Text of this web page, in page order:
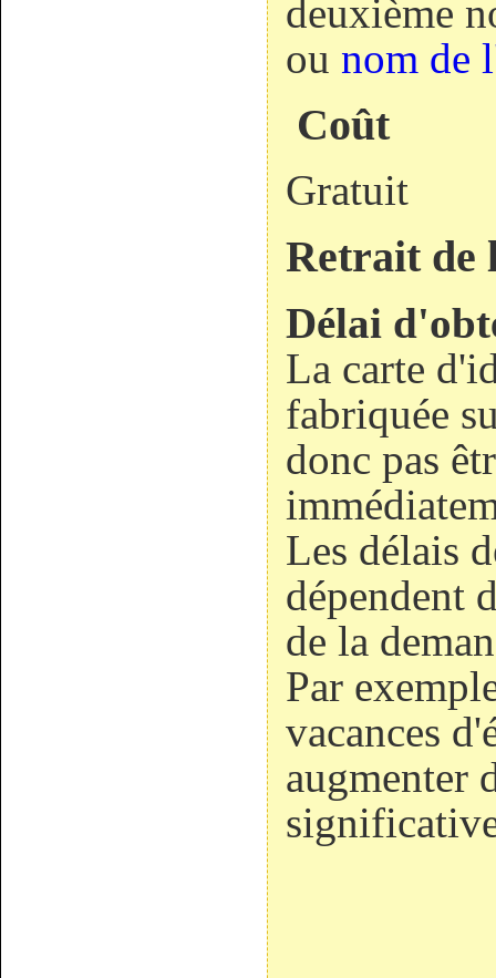
deuxième
ou nom de
Coût
Gratuit
Retrait de
Délai
La carte
fabriquée
donc pas
Les délais
dépendent
de la
Par
vacances
augmenter